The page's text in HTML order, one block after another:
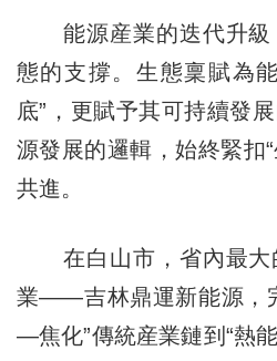
能源産業的迭代升級
態的支撐。生態稟賦為
底”，更賦予其可持續發
源發展的邏輯，始終緊扣“
共進。
在白山市，省內最大
業——吉林鼎運新能源，
—焦化”傳統産業鏈到“熱